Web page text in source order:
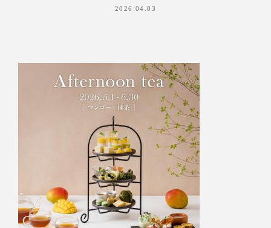
2026.04.03